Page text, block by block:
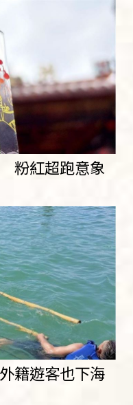
粉紅超跑意象
籍遊客也下海